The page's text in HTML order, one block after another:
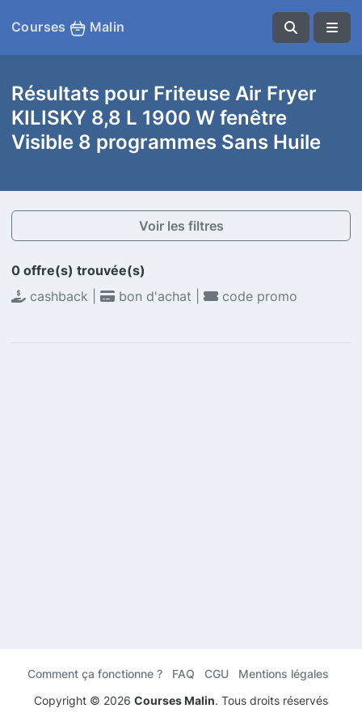
Courses Malin
Résultats pour Friteuse Air Fryer
KILISKY 8,8 L 1900 W fenêtre
Visible 8 programmes Sans Huile
Voir les filtres
0 offre(s) trouvée(s)
cashback |
bon d'achat | code promo
Comment ça fonctionne ? FAQ CGU
Mentions légales
Copyright © 2026 Courses Malin. Tous droits réservés